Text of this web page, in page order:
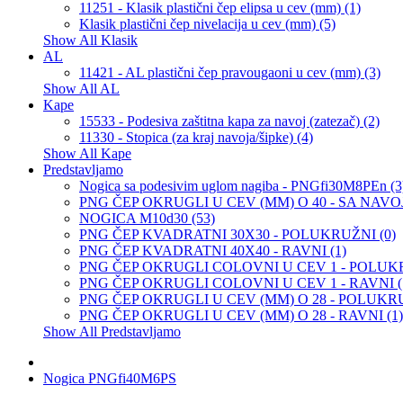
11251 - Klasik plastični čep elipsa u cev (mm) (1)
Klasik plastični čep nivelacija u cev (mm) (5)
Show All Klasik
AL
11421 - AL plastični čep pravougaoni u cev (mm) (3)
Show All AL
Kape
15533 - Podesiva zaštitna kapa za navoj (zatezač) (2)
11330 - Stopica (za kraj navoja/šipke) (4)
Show All Kape
Predstavljamo
Nogica sa podesivim uglom nagiba - PNGfi30M8PEn
PNG ČEP OKRUGLI U CEV (MM) O 40 - SA
NOGICA M10d30 (53)
PNG ČEP KVADRATNI 30X30 - POLUKRUŽNI (0)
PNG ČEP KVADRATNI 40X40 - RAVNI (1)
PNG ČEP OKRUGLI COLOVNI U CEV 1 -
PNG ČEP OKRUGLI COLOVNI U CEV 1 - RAVNI
PNG ČEP OKRUGLI U CEV (MM) O 28 -
PNG ČEP OKRUGLI U CEV (MM) O 28 - RAVNI (1)
Show All Predstavljamo
Nogica PNGfi40M6PS